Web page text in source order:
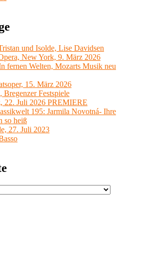
und Isolde, Lise Davidsen
New York, 9. März 2026
fernen Welten, Mozarts Musik neu
15. März 2026
Bregenzer Festspiele
22. Juli 2026 PREMIERE
195: Jarmila Novotná- Ihre
so heiß
27. Juli 2023